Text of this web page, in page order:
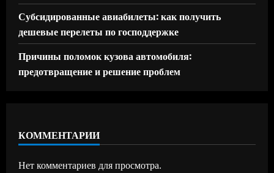
Субсидированные авиабилеты: как получить
дешевые перелеты по господдержке
Причины поломок кузова автомобиля:
предотвращение и решение проблем
КОММЕНТАРИИ
Нет комментариев для просмотра.